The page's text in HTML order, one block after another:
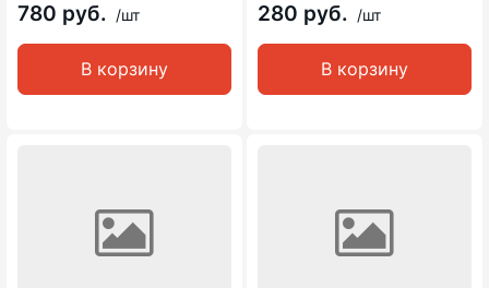
780 руб. /шт
В корзину
280 руб. /шт
В корзину